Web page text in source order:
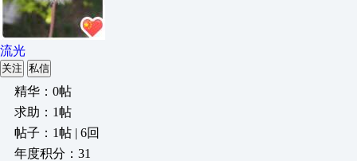
流光
关注 私信
精华：0帖
求助：1帖
帖子：1帖 | 6回
年度积分：31